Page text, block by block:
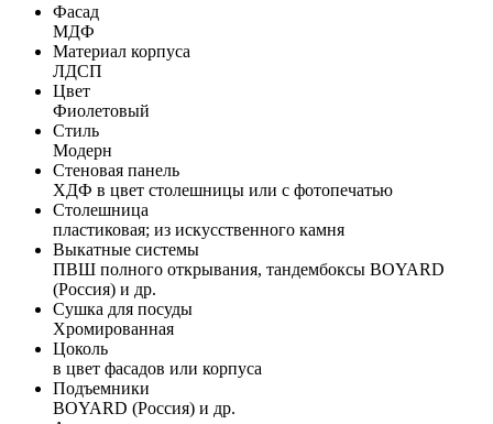
Фасад
МДФ
Материал корпуса
ЛДСП
Цвет
Фиолетовый
Стиль
Модерн
Стеновая панель
ХДФ в цвет столешницы или с фотопечатью
Столешница
пластиковая; из искусственного камня
Выкатные системы
ПВШ полного открывания, тандембоксы BOYARD
(Россия) и др.
Сушка для посуды
Хромированная
Цоколь
в цвет фасадов или корпуса
Подъемники
BOYARD (Россия) и др.